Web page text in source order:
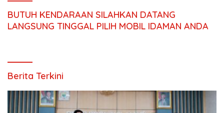
BUTUH KENDARAAN SILAHKAN DATANG
LANGSUNG TINGGAL PILIH MOBIL IDAMAN ANDA
Berita Terkini